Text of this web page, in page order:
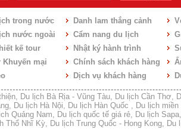
trong nước
nước ngoài
kế tour
Khuyến mại
Danh lam thắng cảnh
Cẩm nang du lịch
Nhật ký hành trình
Chính sách khách hàng
Dịch vụ khách hàng
, Du lịch Bà Rịa - Vũng Tàu, Du lịch Cần Thơ,
, Du lịch Hà Nội, Du lịch Hàn Quốc , Du lịch miền
Quảng Nam, Du lịch quốc tế giá rẻ, Du lịch Sapa
Thổ Nhĩ Kỳ, Du lịch Trung Quốc - Hong Kong, Du